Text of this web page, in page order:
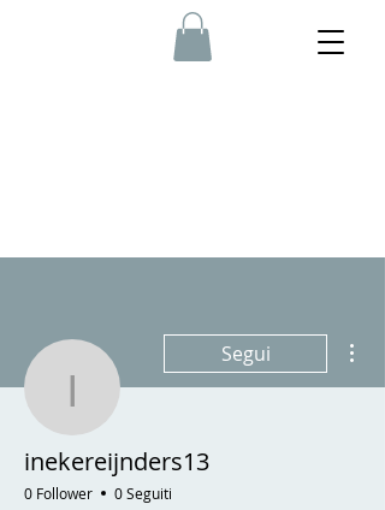
inekereijnders13
Segui
inekereijnders13
0 Follower 0 Seguiti